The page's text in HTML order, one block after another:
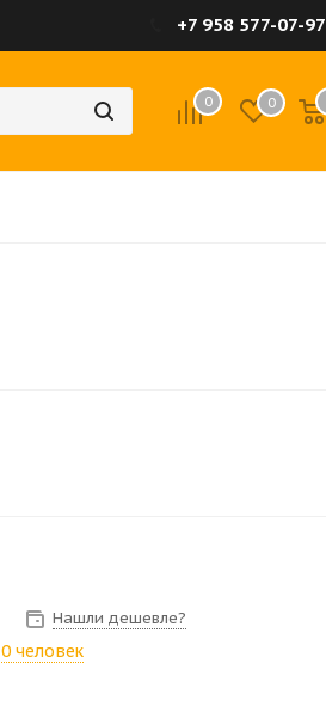
+7 958 577-07-97
0 0
Нашли дешевле?
0 человек